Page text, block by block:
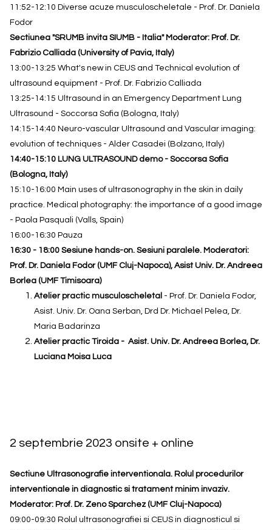
11:52-12:10 Diverse acuze musculoscheletale - Prof. Dr. Daniela
Fodor
Sectiunea "SRUMB invita SIUMB - Italia" Moderator: Prof. Dr.
Fabrizio Calliada (University of Pavia, Italy)
13:00-13:25 What's new in CEUS and Technical evolution of
ultrasound equipment - Prof. Dr. Fabrizio Calliada
13:25-14:15 Ultrasound in an Emergency Department Lung
Ultrasound - Soccorsa Sofia (Bologna, Italy)
14:15-14:40 Neuro-vascular Ultrasound and Vascular imaging:
evolution of techniques - Alder Casadei (Bolzano, Italy)
14:40-15:10 LUNG ULTRASOUND demo - Soccorsa Sofia
(Bologna, Italy)
15:10-16:00 Main uses of ultrasonography in the skin in daily
practice. Medical photography: the importance of a good image
- Paola Pasquali (Valls, Spain)
16:00-16:30 Pauza
16:30 - 18:00 Sesiune hands-on. Sesiuni paralele. Moderatori:
Prof. Dr. Daniela Fodor (UMF Cluj-Napoca), Asist Univ. Dr. Andreea
Borlea (UMF Timisoara)
Atelier practic musculoscheletal - Prof. Dr. Daniela Fodor,
Asist. Univ. Dr. Oana Serban, Drd Dr. Michael Pelea, Dr.
Maria Badarinza
Atelier practic Tiroida - Asist. Univ. Dr. Andreea Borlea, Dr.
Luciana Moisa Luca
2 septembrie 2023 onsite + online
Sectiune Ultrasonografie interventionala. Rolul procedurilor
interventionale in diagnostic si tratament minim invaziv.
Moderator: Prof. Dr. Zeno Sparchez (UMF Cluj-Napoca)
09:00-09:30 Rolul ultrasonografiei si CEUS in diagnosticul si